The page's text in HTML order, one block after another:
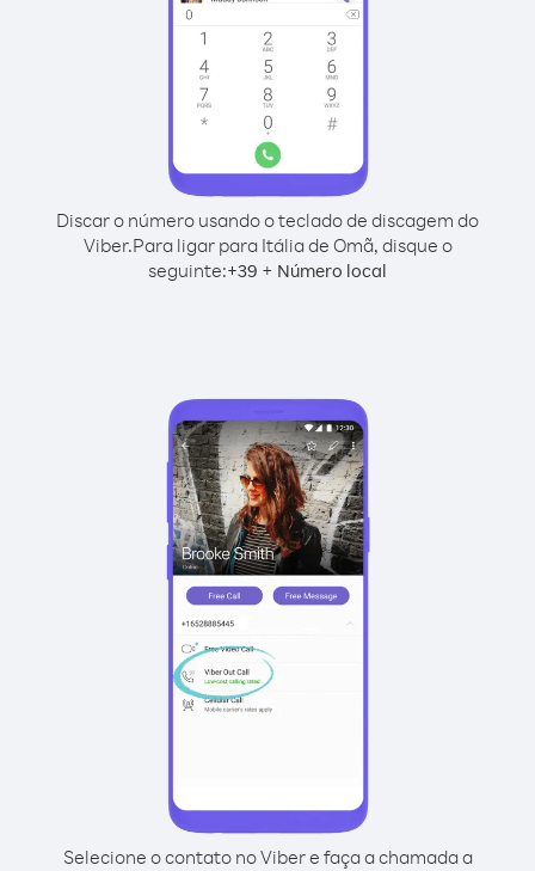
Discar o número usando o teclado de discagem do
Viber.Para ligar para Itália de Omã, disque o
seguinte:+39 + Número local
Selecione o contato no Viber e faça a chamada a